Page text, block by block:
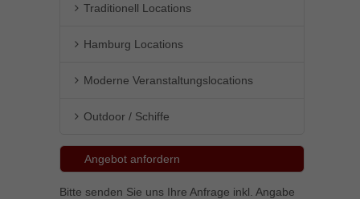
Traditionell Locations
Hamburg Locations
Moderne Veranstaltungslocations
Outdoor / Schiffe
Angebot anfordern
Bitte senden Sie uns Ihre Anfrage inkl. Angabe